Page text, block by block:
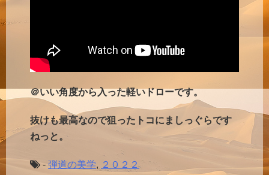
＠いい角度から入った軽いドローです。
抜けも最高なので狙ったトコにましっぐらです
ねっと。
- 弾道の美学, ２０２２